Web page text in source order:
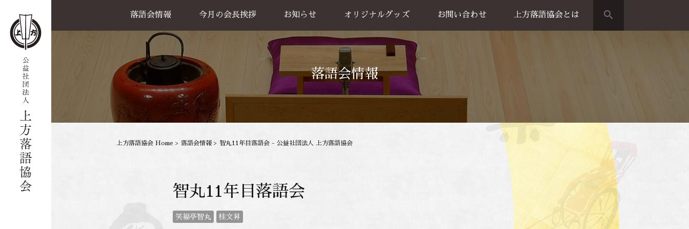
落語会情報
公演一覧
天満天神繁昌亭
喜楽館
島之内寄席
協力事業
今月の会長挨拶 お知らせ オリジナルグッズ
グッズ販売
お買い物方法
お問い合わせ 上方落語協会とは search
落語会情報
上方落語協会 Home > 落語会情報 > 智丸11年目落語会 - 公益社団法人 上方落語協会
智丸11年目落語会
笑福亭智丸 桂文昇